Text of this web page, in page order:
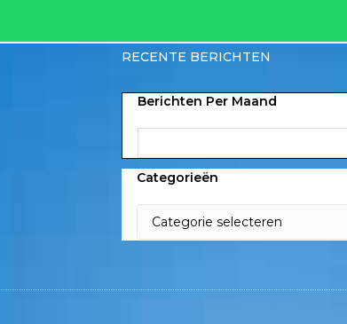
RECENTE BERICHTEN
Berichten Per Maand
Categorieën